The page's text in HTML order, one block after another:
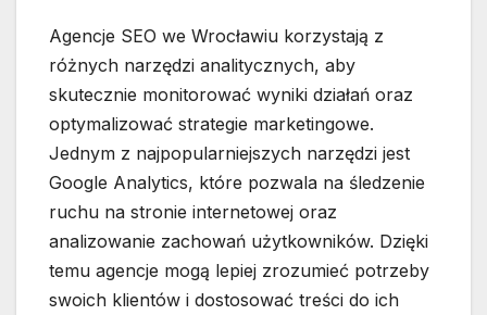
Agencje SEO we Wrocławiu korzystają z
różnych narzędzi analitycznych, aby
skutecznie monitorować wyniki działań oraz
optymalizować strategie marketingowe.
Jednym z najpopularniejszych narzędzi jest
Google Analytics, które pozwala na śledzenie
ruchu na stronie internetowej oraz
analizowanie zachowań użytkowników. Dzięki
temu agencje mogą lepiej zrozumieć potrzeby
swoich klientów i dostosować treści do ich